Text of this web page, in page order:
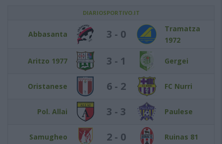
DIARIOSPORTIVO.IT
Abbasanta 3 - 0
Tramatza
1972
Aritzo 1977 3 - 1 Gergei
Oristanese 6 - 2 FC Nurri
Pol. Allai 3 - 3 Paulese
Samugheo 2 - 0 Ruinas 81